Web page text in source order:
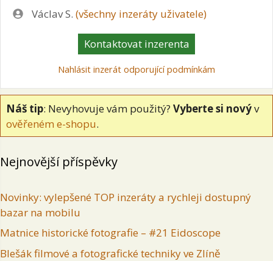
Zadavatel
Václav S. (všechny inzeráty uživatele)
Kontaktovat inzerenta
Nahlásit inzerát odporující podmínkám
Náš tip: Nevyhovuje vám použitý? Vyberte si novýv
ověřeném e-shopu.
Nejnovější příspěvky
Novinky: vylepšené TOP inzeráty a rychleji dostupný
bazar na mobilu
Matnice historické fotografie – #21 Eidoscope
Blešák filmové a fotografické techniky ve Zlíně